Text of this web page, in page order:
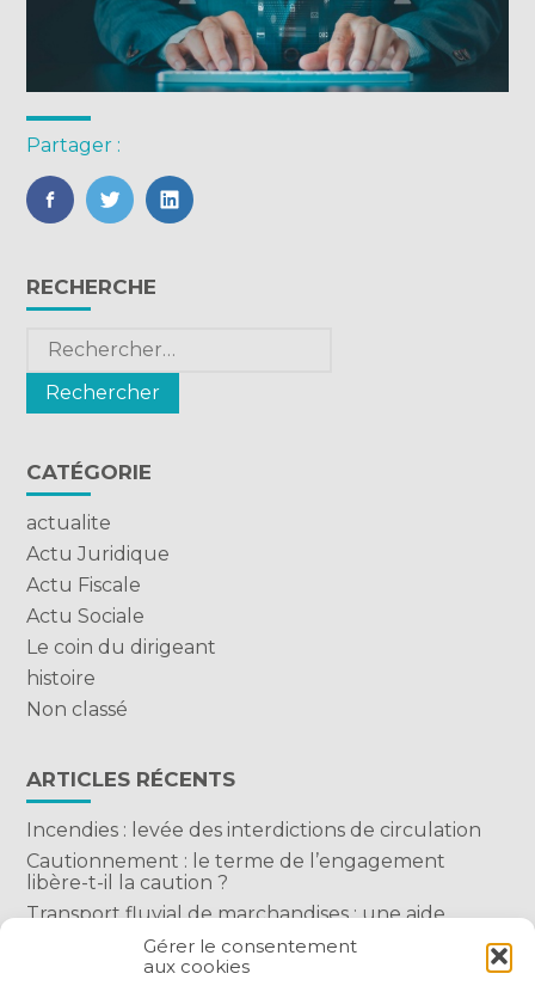
Gérer le consentement
aux cookies
Partager :
FaceBook
TwitterLinkedIn
Blog
sidebar
RECHERCHE
Rechercher :
CATÉGORIE
actualite
Actu Juridique
Actu Fiscale
Actu Sociale
Le coin du dirigeant
histoire
Non classé
ARTICLES RÉCENTS
Incendies : levée des interdictions de circulation
Cautionnement : le terme de l’engagement
libère-t-il la caution ?
Transport fluvial de marchandises : une aide
financière bienvenue
Succession : les donations du parent renonçant